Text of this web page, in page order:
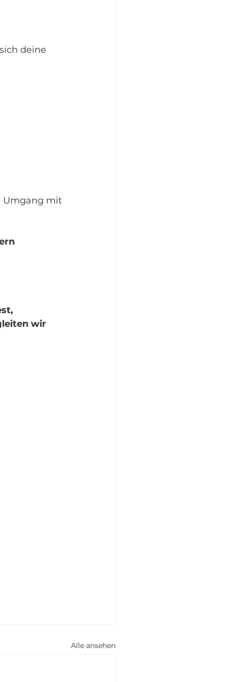
deine
Umgang mit
wir
Alle ansehen